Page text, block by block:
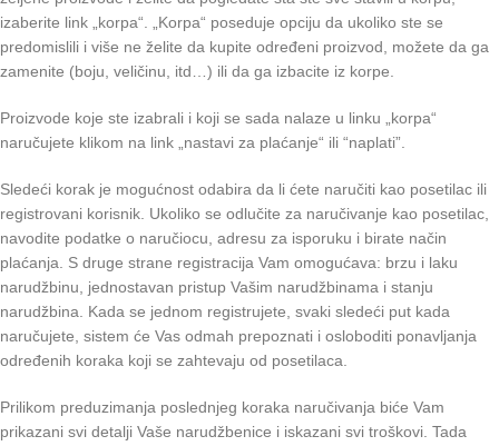
izaberite link „korpa“. „Korpa“ poseduje opciju da ukoliko ste se
predomislili i više ne želite da kupite određeni proizvod, možete da ga
zamenite (boju, veličinu, itd…) ili da ga izbacite iz korpe.
Proizvode koje ste izabrali i koji se sada nalaze u linku „korpa“
naručujete klikom na link „nastavi za plaćanje“ ili “naplati”.
Sledeći korak je mogućnost odabira da li ćete naručiti kao posetilac ili
registrovani korisnik. Ukoliko se odlučite za naručivanje kao posetilac,
navodite podatke o naručiocu, adresu za isporuku i birate način
plaćanja. S druge strane registracija Vam omogućava: brzu i laku
narudžbinu, jednostavan pristup Vašim narudžbinama i stanju
narudžbina. Kada se jednom registrujete, svaki sledeći put kada
naručujete, sistem će Vas odmah prepoznati i osloboditi ponavljanja
određenih koraka koji se zahtevaju od posetilaca.
Prilikom preduzimanja poslednjeg koraka naručivanja biće Vam
prikazani svi detalji Vaše narudžbenice i iskazani svi troškovi. Tada